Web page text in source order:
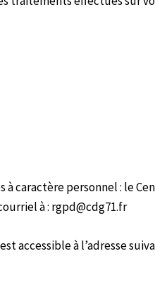
caractère personnel : le
à : rgpd@cdg71.fr
accessible à l’adresse